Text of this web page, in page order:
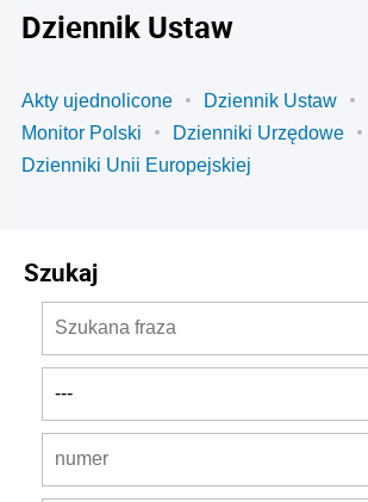
Dziennik Ustaw
Akty ujednolicone
Dziennik Ustaw
Monitor Polski
Dzienniki Urzędowe
Dzienniki Unii Europejskiej
Szukaj